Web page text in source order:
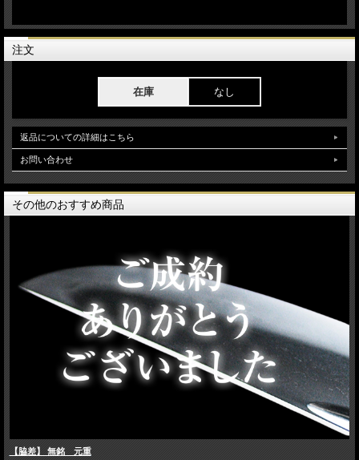
注文
在庫 なし
返品についての詳細はこちら
お問い合わせ
その他のおすすめ商品
【脇差】 無銘 元重